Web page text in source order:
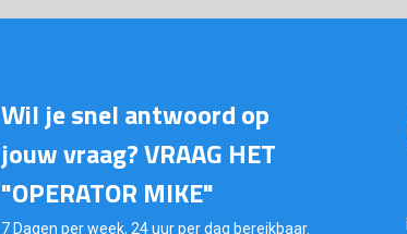
Wil je snel antwoord op
jouw vraag? VRAAG HET
"OPERATOR MIKE"
7 Dagen per week, 24 uur per dag bereikbaar.